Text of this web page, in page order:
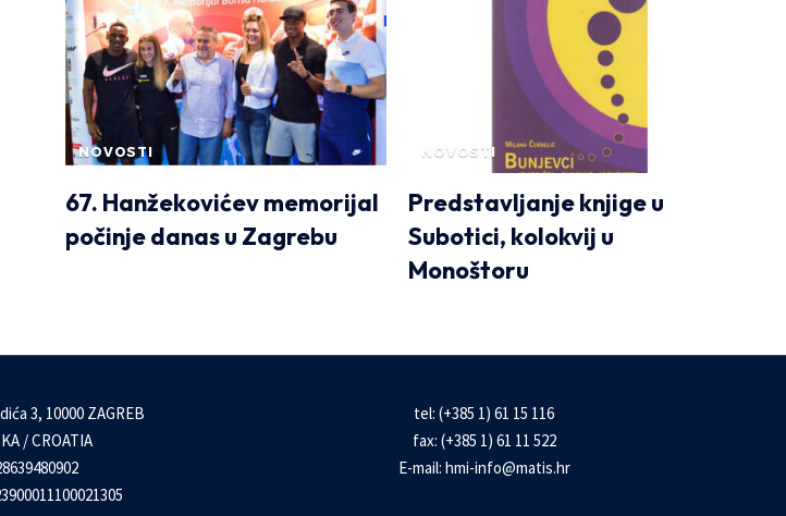
NOVOSTI
67. Hanžekovićev memorijal
počinje danas u Zagrebu
NOVOSTI
Predstavljanje knjige u
Subotici, kolokvij u
Monoštoru
3, 10000 ZAGREB
/ CROATIA
tel: (+385 1) 61 15 116
fax: (+385 1) 61 11 522
E-mail: hmi-info@matis.hr